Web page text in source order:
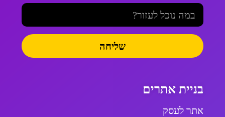
שליחה
בניית אתרים
אתר לעסק